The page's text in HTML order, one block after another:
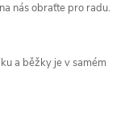
nás obraťte pro radu.
a běžky je v samém